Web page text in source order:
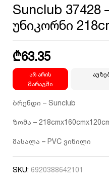
Sunclub 37428
უნიკორნი
₾63.35
არ არის
მარაგში
ბრენდი – Sunclub
ზომა –
მასალა – PVC ვინილი
SKU: 6920388642101